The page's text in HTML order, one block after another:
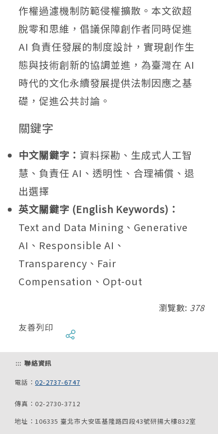
作權過濾機制防範侵權擴散。本文欲超
脫零和思維，倡議保障創作者同時促進
AI 負責任發展的制度設計，實現創作生
態與技術創新的協調並進，為臺灣在 AI
時代的文化永續發展提供法制因應之基
礎，促進公共討論。
關鍵字
中文關鍵字： 資料探勘、生成式人工智
慧、負責任 AI、透明性、合理補償、退
出選擇
英文關鍵字 (English Keywords)：
Text and Data Mining、Generative
AI、Responsible AI、
Transparency、Fair
Compensation、Opt-out
瀏覽數: 378
友善列印
::: 聯絡資訊
電話：02-2737-6747
傳真：02-2730-3712
地址：106335 臺北市大安區基隆路四段43號研揚大樓832室